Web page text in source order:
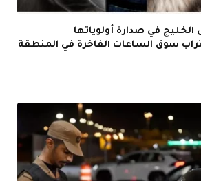
في صدارة أولوياتها
سوق الساعات الفاخرة في المنطقة